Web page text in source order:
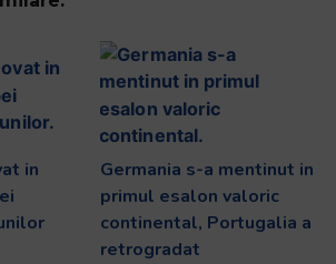
in
Germania s-a mentinut in
primul esalon valoric
continental, Portugalia a
retrogradat